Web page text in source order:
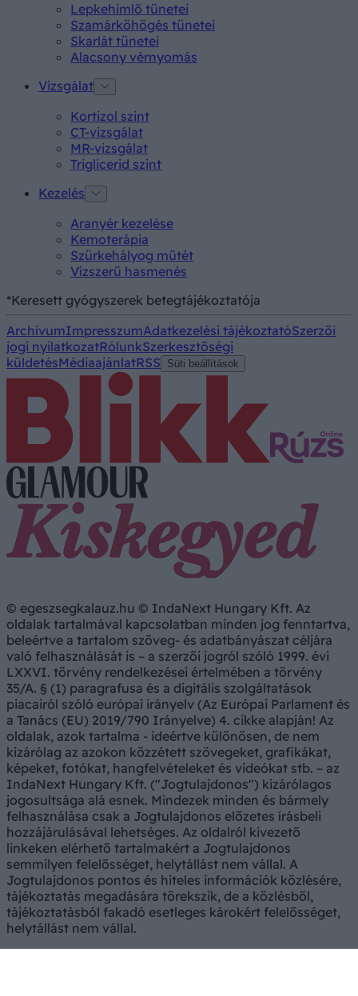
Lepkehimlő tünetei
Szamárköhögés tünetei
Skarlát tünetei
Alacsony vérnyomás
Vizsgálat
Kortizol szint
CT-vizsgálat
MR-vizsgálat
Triglicerid szint
Kezelés
Aranyér kezelése
Kemoterápia
Szürkehályog műtét
Vízszerű hasmenés
*Keresett gyógyszerek betegtájékoztatója
ArchívumImpresszumAdatkezelési tájékoztatóSzerzői
jogi nyilatkozatRólunkSzerkesztőségi
küldetésMédiaajánlatRSS Süti beállítások
© egeszsegkalauz.hu © IndaNext Hungary Kft. Az
oldalak tartalmával kapcsolatban minden jog fenntartva,
beleértve a tartalom szöveg- és adatbányászat céljára
való felhasználását is – a szerzői jogról szóló 1999. évi
LXXVI. törvény rendelkezései értelmében a törvény
35/A. § (1) paragrafusa és a digitális szolgáltatások
piacairól szóló európai irányelv (Az Európai Parlament és
a Tanács (EU) 2019/790 Irányelve) 4. cikke alapján! Az
oldalak, azok tartalma - ideértve különösen, de nem
kizárólag az azokon közzétett szövegeket, grafikákat,
képeket, fotókat, hangfelvételeket és videókat stb. – az
IndaNext Hungary Kft. ("Jogtulajdonos") kizárólagos
jogosultsága alá esnek. Mindezek minden és bármely
felhasználása csak a Jogtulajdonos előzetes írásbeli
hozzájárulásával lehetséges. Az oldalról kivezető
linkeken elérhető tartalmakért a Jogtulajdonos
semmilyen felelősséget, helytállást nem vállal. A
Jogtulajdonos pontos és hiteles információk közlésére,
tájékoztatás megadására törekszik, de a közlésből,
tájékoztatásból fakadó esetleges károkért felelősséget,
helytállást nem vállal.